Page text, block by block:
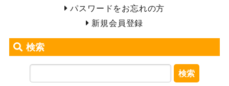
パスワードをお忘れの方
新規会員登録
検索
検索